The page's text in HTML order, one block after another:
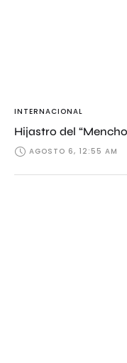
INTERNACIONAL
Hijastro del
AGOSTO 6, 12:55 AM